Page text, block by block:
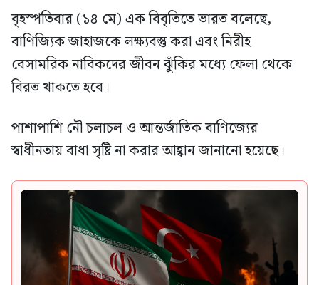
বৃহস্পতিবার (১৪ মে) এক বিবৃতিতে ভারত বলেছে,
বাণিজ্যিক জাহাজকে লক্ষ্যবস্তু করা এবং নিরীহ
বেসামরিক নাবিকদের জীবন ঝুঁকির মধ্যে ফেলা থেকে
বিরত থাকতে হবে।
পাশাপাশি নৌ চলাচল ও আন্তর্জাতিক বাণিজ্যের
স্বাধীনতায় বাধা সৃষ্টি না করার আহ্বান জানানো হয়েছে।